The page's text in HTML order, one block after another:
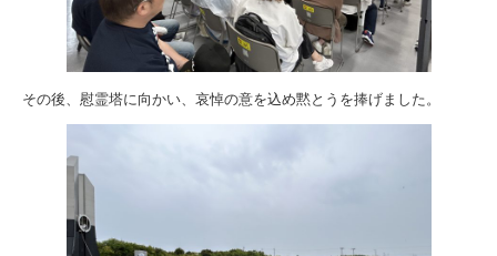
その後、慰霊塔に向かい、哀悼の意を込め黙とうを捧げました。